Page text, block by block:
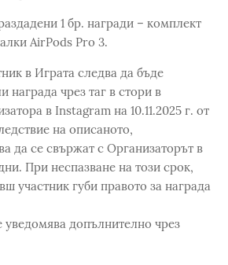
1 бр. награди – комплект
AirPods Pro 3.
в Играта следва да бъде
награда чрез таг в стори в
в Instagram на 10.11.2025 г. от
на описаното,
да се свържат с Организаторът в
При неспазване на този срок,
участник губи правото за награда
уведомява допълнително чрез